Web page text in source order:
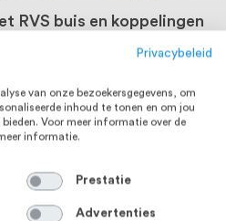
RVS buis en koppelingen
constructies maken
de juiste koppelingen
T-stukken tot buis- en
Privacybeleid
van onze bezoekersgegevens, om
inhoud te tonen en om jou
Voor meer informatie over de
informatie.
Prestatie
Advertenties